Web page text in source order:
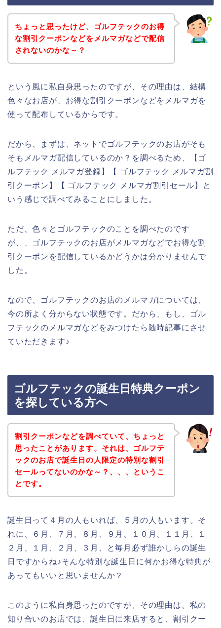
ちょっと思ったけど、ゴルフテックのお得
な割引クーポンなどをメルマガなどで配信
されないのかな～？
という風に私自身思ったのですが、その理由は、結構
色々なお店が、お得な割引クーポンなどをメルマガを
使って配布しているからです。
だから、まずは、ネットでゴルフテックのお店がそも
そもメルマガ配信しているのか？を調べるため、【ゴ
ルフテック メルマガ登録】【 ゴルフテック メルマガ割
引クーポン】【 ゴルフテック メルマガ割引セール】と
いう感じで調べてみることにしました。
ただ、色々とゴルフテックのことを調べたのです
が、、ゴルフテックのお店がメルマガなどでお得な割
引クーポンを配信しているかどうかは分かりませんで
した。
なので、ゴルフテックのお店のメルマガについては、
今の所よく分からない状態です。だから、もし、ゴル
フテックのメルマガなどをみつけたら随時記事にさせ
ていただきます♪
ゴルフテックの誕生日特典クーポン
を探している方へ
割引クーポンなどを調べていて、ちょっと
思ったことがあります。それは、ゴルフテ
ックのお店で誕生日の人限定の特別な割引
セールってないのかな～？、、、というこ
とです。
誕生日って４月の人もいれば、５月の人もいます。そ
れに、６月、７月、８月、９月、１０月、１１月、１
２月、１月、２月、３月、と毎月必ず誰かしらの誕生
日ですからね♪そんな特別な誕生日に何かお得な特典が
あってもいいと思いませんか？
このように私自身思ったのですが、その理由は、私の
知り合いのお店では、誕生日に来店すると、割引クー